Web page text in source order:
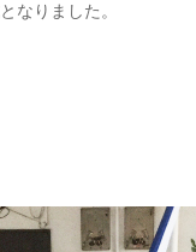
なりました。